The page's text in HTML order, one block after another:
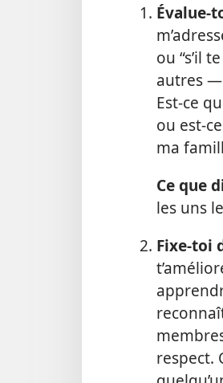
Évalue-
ou “s’il
autres —
Est-ce
ou est-
ma
Ce que
les uns
Fixe-toi
respect.